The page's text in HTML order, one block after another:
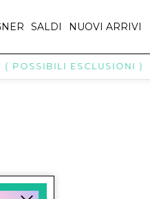
SALDI NUOVI ARRIVI
( POSSIBILI ESCLUSIONI )